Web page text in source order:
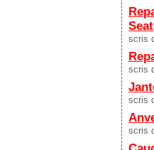
Seat
scris
scris
scris
scris